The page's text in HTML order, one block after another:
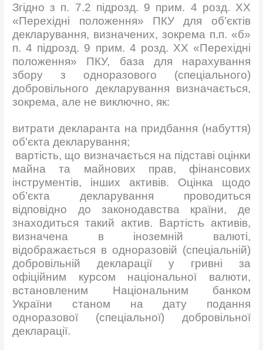
Згідно з п. 7.2 підрозд. 9 прим. 4 розд. XX
«Перехідні положення» ПКУ для об’єктів
декларування, визначених, зокрема п.п. «б»
п. 4 підрозд. 9 прим. 4 розд. XX «Перехідні
положення» ПКУ, база для нарахування
збору з одноразового (спеціального)
добровільного декларування визначається,
зокрема, але не виключно, як:
витрати декларанта на придбання (набуття)
об’єкта декларування;
вартість, що визначається на підставі оцінки
майна та майнових прав, фінансових
інструментів, інших активів. Оцінка щодо
об’єкта декларування проводиться
відповідно до законодавства країни, де
знаходиться такий актив. Вартість активів,
визначена в іноземній валюті,
відображається в одноразовій (спеціальній)
добровільній декларації у гривні за
офіційним курсом національної валюти,
встановленим Національним банком
України станом на дату подання
одноразової (спеціальної) добровільної
декларації.